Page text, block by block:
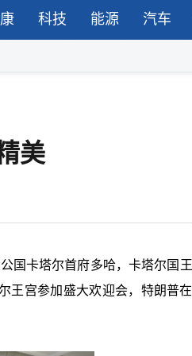
科技 能源 汽车
美
国卡塔尔首府多哈，卡塔尔国王
王宫参加盛大欢迎会，特朗普在